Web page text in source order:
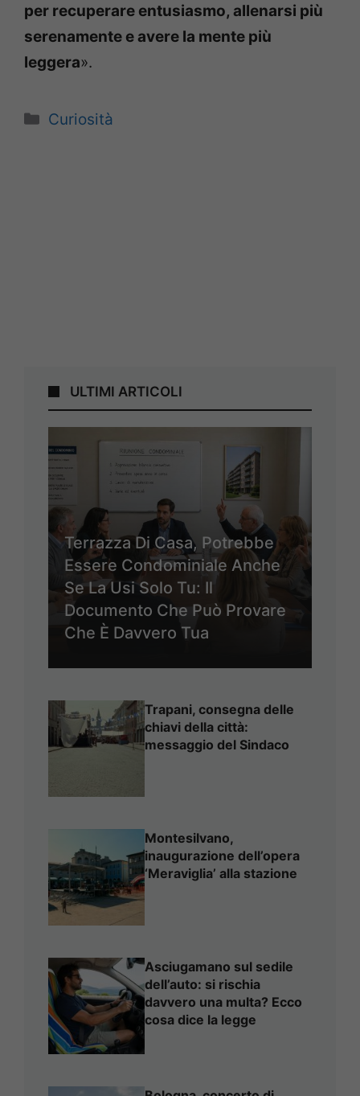
per recuperare entusiasmo, allenarsi più
serenamente e avere la mente più
leggera».
Categorie
Curiosità
ULTIMI ARTICOLI
Terrazza Di Casa, Potrebbe
Essere Condominiale Anche
Se La Usi Solo Tu: Il
Documento Che Può Provare
Che È Davvero Tua
Trapani, consegna delle
chiavi della città:
messaggio del Sindaco
Montesilvano,
inaugurazione dell’opera
‘Meraviglia’ alla stazione
Asciugamano sul sedile
dell’auto: si rischia
davvero una multa? Ecco
cosa dice la legge